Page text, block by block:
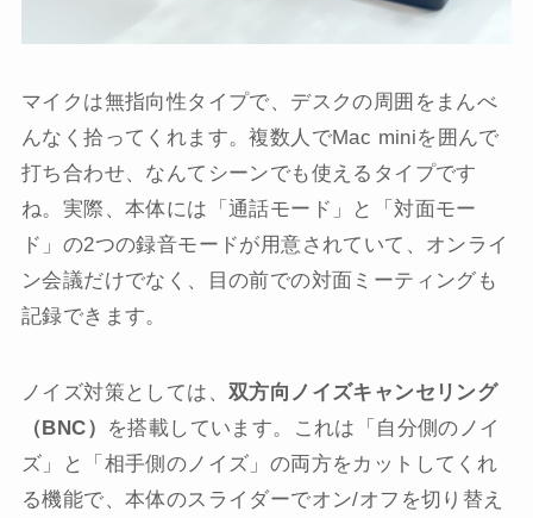
マイクは無指向性タイプで、デスクの周囲をまんべ
んなく拾ってくれます。複数人でMac miniを囲んで
打ち合わせ、なんてシーンでも使えるタイプです
ね。実際、本体には「通話モード」と「対面モー
ド」の2つの録音モードが用意されていて、オンライ
ン会議だけでなく、目の前での対面ミーティングも
記録できます。
ノイズ対策としては、 双方向ノイズキャンセリング
（BNC）
を搭載しています。これは「自分側のノイ
ズ」と「相手側のノイズ」の両方をカットしてくれ
る機能で、本体のスライダーでオン/オフを切り替え